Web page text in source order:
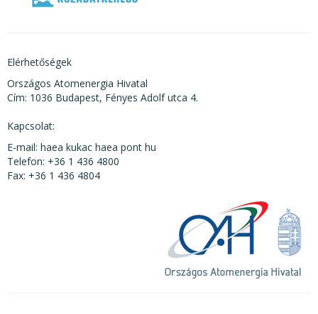
Elérhetőségek
Országos Atomenergia Hivatal
Cím: 1036 Budapest, Fényes Adolf utca 4.
Kapcsolat:
E-mail: haea kukac haea pont hu
Telefon: +36 1 436 4800
Fax: +36 1 436 4804